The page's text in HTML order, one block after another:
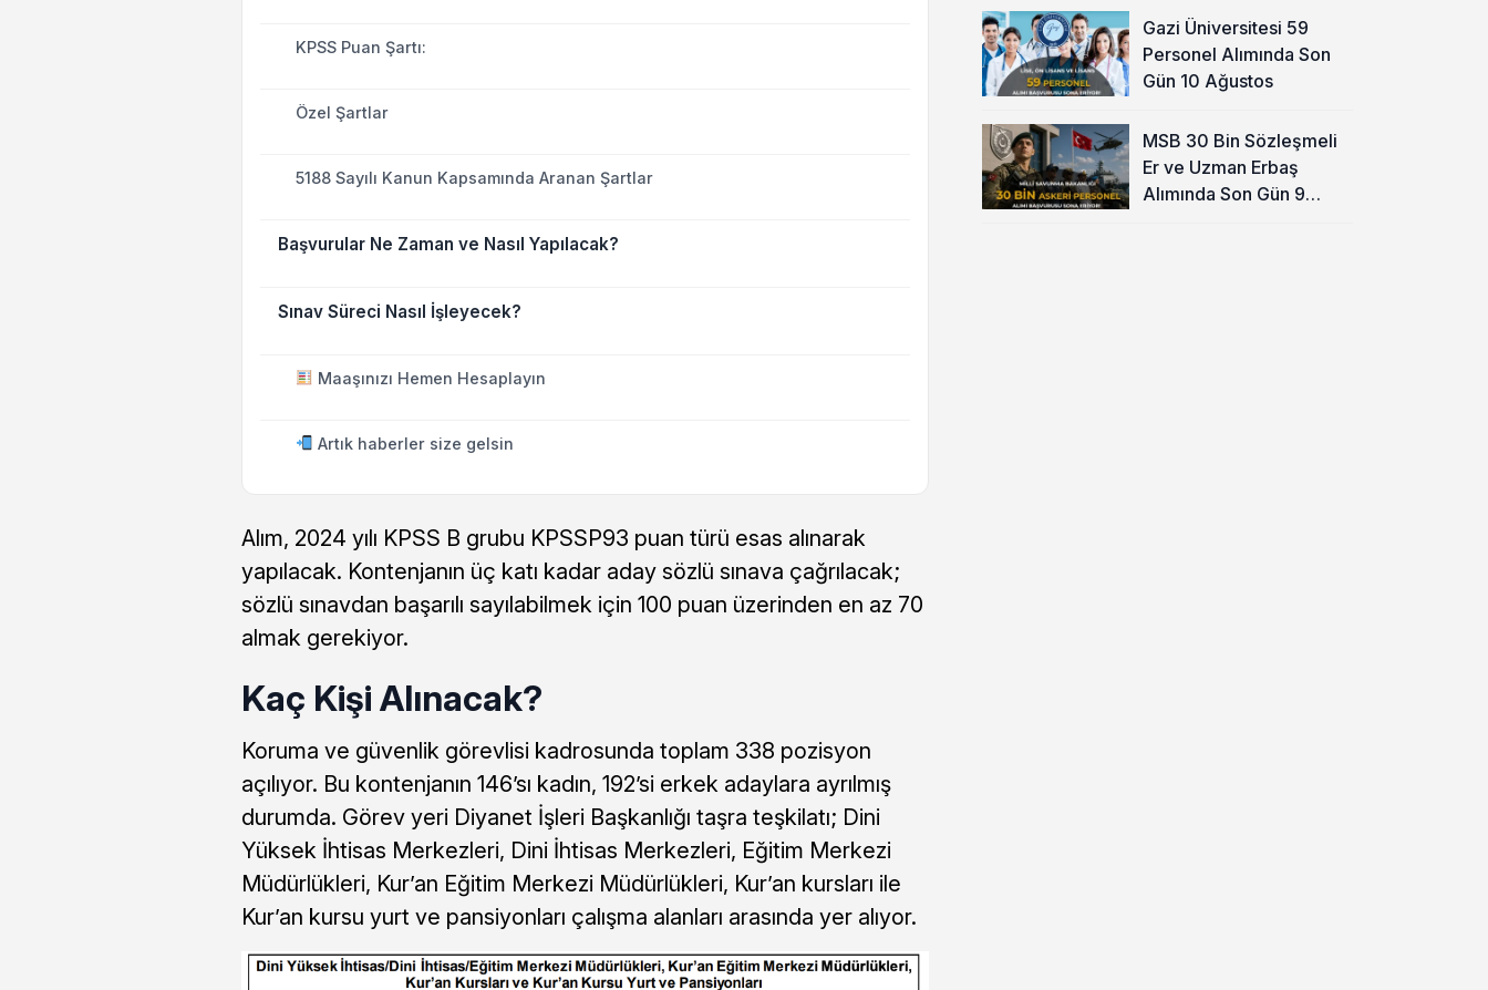
KPSS Puan Şartı:
Özel Şartlar
5188 Sayılı Kanun Kapsamında Aranan Şartlar
Başvurular Ne Zaman ve Nasıl Yapılacak?
Sınav Süreci Nasıl İşleyecek?
Maaşınızı Hemen Hesaplayın
Artık haberler size gelsin
Alım, 2024 yılı KPSS B grubu KPSSP93 puan türü esas alınarak
yapılacak. Kontenjanın üç katı kadar aday sözlü sınava çağrılacak;
sözlü sınavdan başarılı sayılabilmek için 100 puan üzerinden en az 70
almak gerekiyor.
Kaç Kişi Alınacak?
Koruma ve güvenlik görevlisi kadrosunda toplam 338 pozisyon
açılıyor. Bu kontenjanın 146’sı kadın, 192’si erkek adaylara ayrılmış
durumda. Görev yeri Diyanet İşleri Başkanlığı taşra teşkilatı; Dini
Yüksek İhtisas Merkezleri, Dini İhtisas Merkezleri, Eğitim Merkezi
Müdürlükleri, Kur’an Eğitim Merkezi Müdürlükleri, Kur’an kursları ile
Kur’an kursu yurt ve pansiyonları çalışma alanları arasında yer alıyor.
Gazi Üniversitesi 59
Personel Alımında Son
Gün 10 Ağustos
MSB 30 Bin Sözleşmeli
Er ve Uzman Erbaş
Alımında Son Gün 9